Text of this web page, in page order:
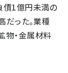
債1億円未満の
った。業種
物・金属材料